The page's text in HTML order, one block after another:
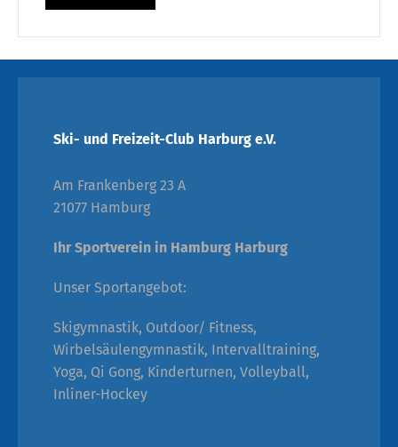
Ski- und Freizeit-Club Harburg e.V.
Am Frankenberg 23 A
21077 Hamburg
Ihr Sportverein in Hamburg Harburg
Unser Sportangebot:
Skigymnastik, Outdoor/ Fitness,
Wirbelsäulengymnastik, Intervalltraining,
Yoga, Qi Gong, Kinderturnen, Volleyball,
Inliner-Hockey